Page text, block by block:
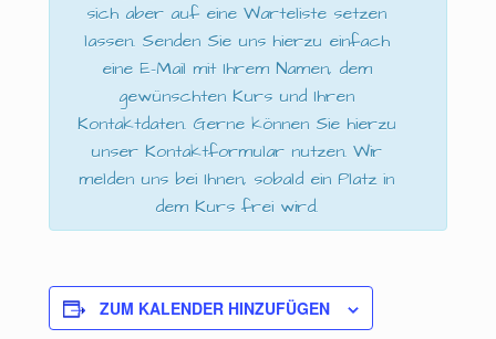
sich aber auf eine Warteliste setzen
lassen. Senden Sie uns hierzu einfach
eine E-Mail mit Ihrem Namen, dem
gewünschten Kurs und Ihren
Kontaktdaten. Gerne können Sie hierzu
unser Kontaktformular nutzen. Wir
melden uns bei Ihnen, sobald ein Platz in
dem Kurs frei wird.
ZUM KALENDER HINZUFÜGEN